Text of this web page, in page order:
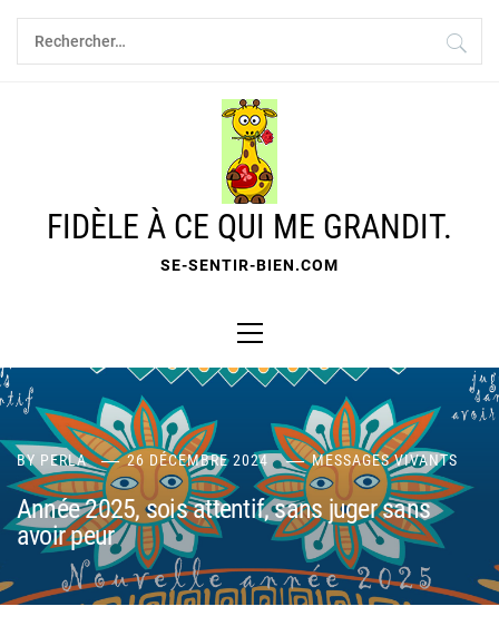
Skip
content
Rechercher :
FIDÈLE À CE QUI ME GRANDIT.
SE-SENTIR-BIEN.COM
Menu
BY PERLA 26 DÉCEMBRE 2024 MESSAGES VIVANTS
Année 2025, sois attentif, sans juger sans
avoir peur